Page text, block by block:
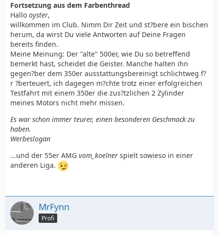
Fortsetzung aus dem Farbenthread
Hallo oyster,
willkommen im Club. Nimm Dir Zeit und st?bere ein bischen
herum, da wirst Du viele Antworten auf Deine Fragen
bereits finden.
Meine Meinung: Der "alte" 500er, wie Du so betreffend
bemerkt hast, scheidet die Geister. Manche halten ihn
gegen?ber dem 350er ausstattungsbereinigt schlichtweg f?
r ?berteuert, ich dagegen m?chte trotz einer erfolgreichen
Testfahrt mit einem 350er die zus?tzlichen 2 Zylinder
meines Motors nicht mehr missen.
Es war schon immer teurer, einen besonderen Geschmack zu
haben.
Werbeslogan
...und der 55er AMG vom_koelner spielt sowieso in einer
anderen Liga.
MrFynn
Profi